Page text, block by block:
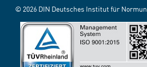
© 2026 DIN Deutsches Institut für